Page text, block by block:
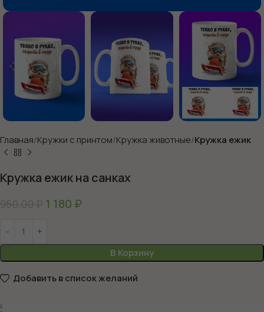
Главная Кружки с принтом Кружка животные Кружка ежик
Кружка ежик на санках
950,00₽ 1 180 ₽
В Корзину
Добавить в список желаний